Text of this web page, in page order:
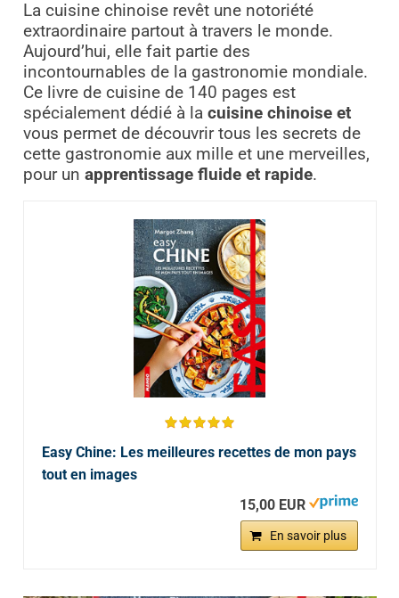
La cuisine chinoise revêt une notoriété
extraordinaire partout à travers le monde.
Aujourd’hui, elle fait partie des
incontournables de la gastronomie mondiale.
Ce livre de cuisine de 140 pages est
spécialement dédié à la cuisine chinoise et
vous permet de découvrir tous les secrets de
cette gastronomie aux mille et une merveilles,
pour un apprentissage fluide et rapide.
Easy Chine: Les meilleures recettes de mon pays
tout en images
15,00 EUR
En savoir plus